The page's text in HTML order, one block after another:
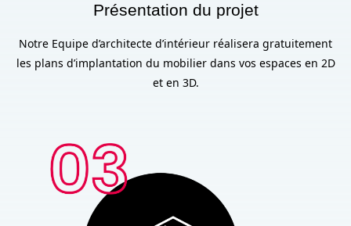
Présentation du projet
Notre Equipe d’architecte d’intérieur réalisera gratuitement
les plans d’implantation du mobilier dans vos espaces en 2D
et en 3D.